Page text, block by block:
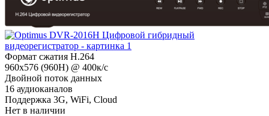
Формат сжатия H.264
960x576 (960Н) @ 400к/с
Двойной поток данных
16 аудиоканалов
Поддержка 3G, WiFi, Cloud
Нет в наличии